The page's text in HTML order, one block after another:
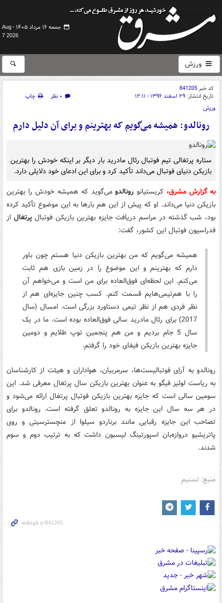
جمعه ۱۶ مرداد ۱۴۰۵ -
Aug
7 2026
ورزش
کد خبر841205
تاریخ انتشار: ۲۹ اسفند ۱۳۹۶ - ۱۲:۱۱ ۰ نظر
چاپ
ورزش
رونالدو: همیشه می‌گویم که بهترینم و برای آن دلیل دارم
ستاره پرتغالی تیم فوتبال رئال مادرید بار دیگر بر اینکه خودش را بهترین
بازیکن دنیای فوتبال می‌داند تأکید کرد و برای این ادعای خود دلایلی دارد.
به گزارش مشرق، کریستیانو رونالدومی‌گوید که همیشه خودش را بهترین
بازیکن دنیا می‌داند. او که پیش از این هم بارها به این موضوع تأکید کرده
بود، شب گذشته در مراسم دریافت جایزه بهترین بازیکن فوتبال پرتغال از
فدراسیون فوتبال این کشور، گفت:
همیشه می‌گویم که من بهترین بازیکن دنیا هستم چون باور
دارم که بهترینم و این موضوع را در زمین بازی هم ثابت
می‌کنم. این لحظه‌ای فوق‌العاده برای من است و می‌خواهم آن
را با هم‌تیمی‌هایم قسمت کنم. کسب چنین جایزه‌ای هم از
نظر فردی هم از نظر تیمی دستاورد بزرگی است. امسال (سال
2017) برای رئال مادرید سالی فوق‌العاده بوده است. ما در یک
سال 5 جام بردیم و من هم پنجمین توپ طلایم و دومین
جایزه بهترین بازیکن فیفای خود را گرفتم.
رونالدو به آرای فوتبالیست‌ها، سرمربیان، هواداران و هیئت از کارشناسان
به ریاست لوئیز فیگو به عنوان بهترین بازیکن سال پرتغال معرفی شد. این
سومین سالی است که جایزه بهترین بازیکن فوتبال پرتغال ارائه می‌شود و
در هر سه سال این جایزه به رونالدو تعلق گرفته است. رونالدو برای
تصاحب این جایزه رقبایی مانند برناردو سیلوا از منچسترسیتی و روی
پاتریشیو دروازه‌بان اسپورتینگ لیسبون داشت که به ترتیب دوم و سوم
شدند.
منبع: تسنیم